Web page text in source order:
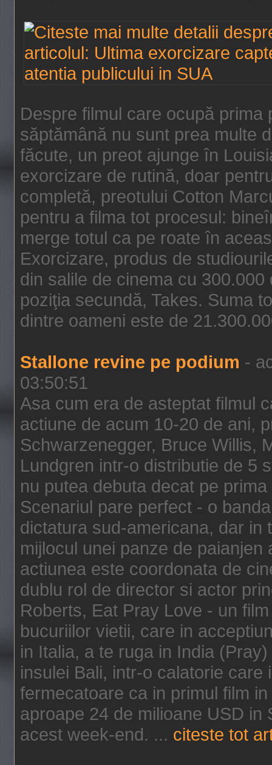
Despre filmul care ocupă
săptămână nu sunt prea multe
făcute, un preot ajunge în
exorcizare de rutină, doar
completă, preotului Cotton
pentru a filma tot procesul:
merge totul ca pe roate în
Exorcizare, produs de
din salile de cinema cu
poziţia secundă, Takes. Suma
dintre oameni este de
Stallone revine pe podium -
03:50:51
Asa cum era de asteptat filmul
actiune de acum 10-20 de ani,
Schwarzenegger, Bruce Willis,
Lundgren intr-o distributie de 5
nu putea debuta decat pe
Scenariul pare perfect - o
dictatura sud-americana, dar in
mijlocul unei panze de
actiunea este coordonata de
dublu rol de director si actor
Roberts, Eat Pray Love - un
bucuriilor vietii, care in
in Italia, a te ruga in India
insulei Bali, intr-o calatorie
fermecatoare ca in primul film
aproape 24 de milioane USD in
acest week-end. ... citeste tot